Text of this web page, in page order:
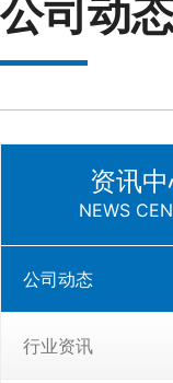
公司动
资讯
NEWS
公司动态
行业资讯